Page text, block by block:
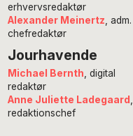
erhvervsredaktør
Alexander Meinertz , adm.
chefredaktør
Jourhavende
Michael Bernth, digital
redaktør
Anne Juliette Ladegaard ,
redaktionschef